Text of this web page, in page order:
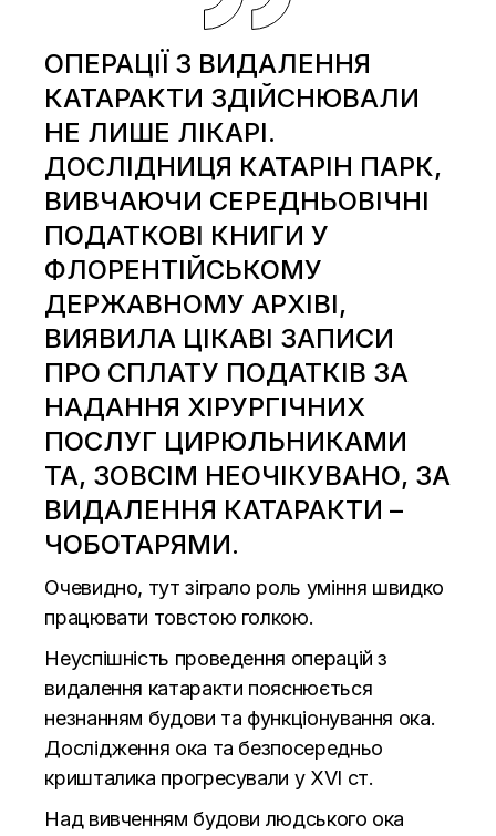
ОПЕРАЦІЇ З ВИДАЛЕННЯ
КАТАРАКТИ ЗДІЙСНЮВАЛИ
НЕ ЛИШЕ ЛІКАРІ.
ДОСЛІДНИЦЯ КАТАРІН ПАРК,
ВИВЧАЮЧИ СЕРЕДНЬОВІЧНІ
ПОДАТКОВІ КНИГИ У
ФЛОРЕНТІЙСЬКОМУ
ДЕРЖАВНОМУ АРХІВІ,
ВИЯВИЛА ЦІКАВІ ЗАПИСИ
ПРО СПЛАТУ ПОДАТКІВ ЗА
НАДАННЯ ХІРУРГІЧНИХ
ПОСЛУГ ЦИРЮЛЬНИКАМИ
ТА, ЗОВСІМ НЕОЧІКУВАНО, ЗА
ВИДАЛЕННЯ КАТАРАКТИ –
ЧОБОТАРЯМИ.
Очевидно, тут зіграло роль уміння швидко
працювати товстою голкою.
Неуспішність проведення операцій з
видалення катаракти пояснюється
незнанням будови та функціонування ока.
Дослідження ока та безпосередньо
кришталика прогресували у XVI ст.
Над вивченням будови людського ока